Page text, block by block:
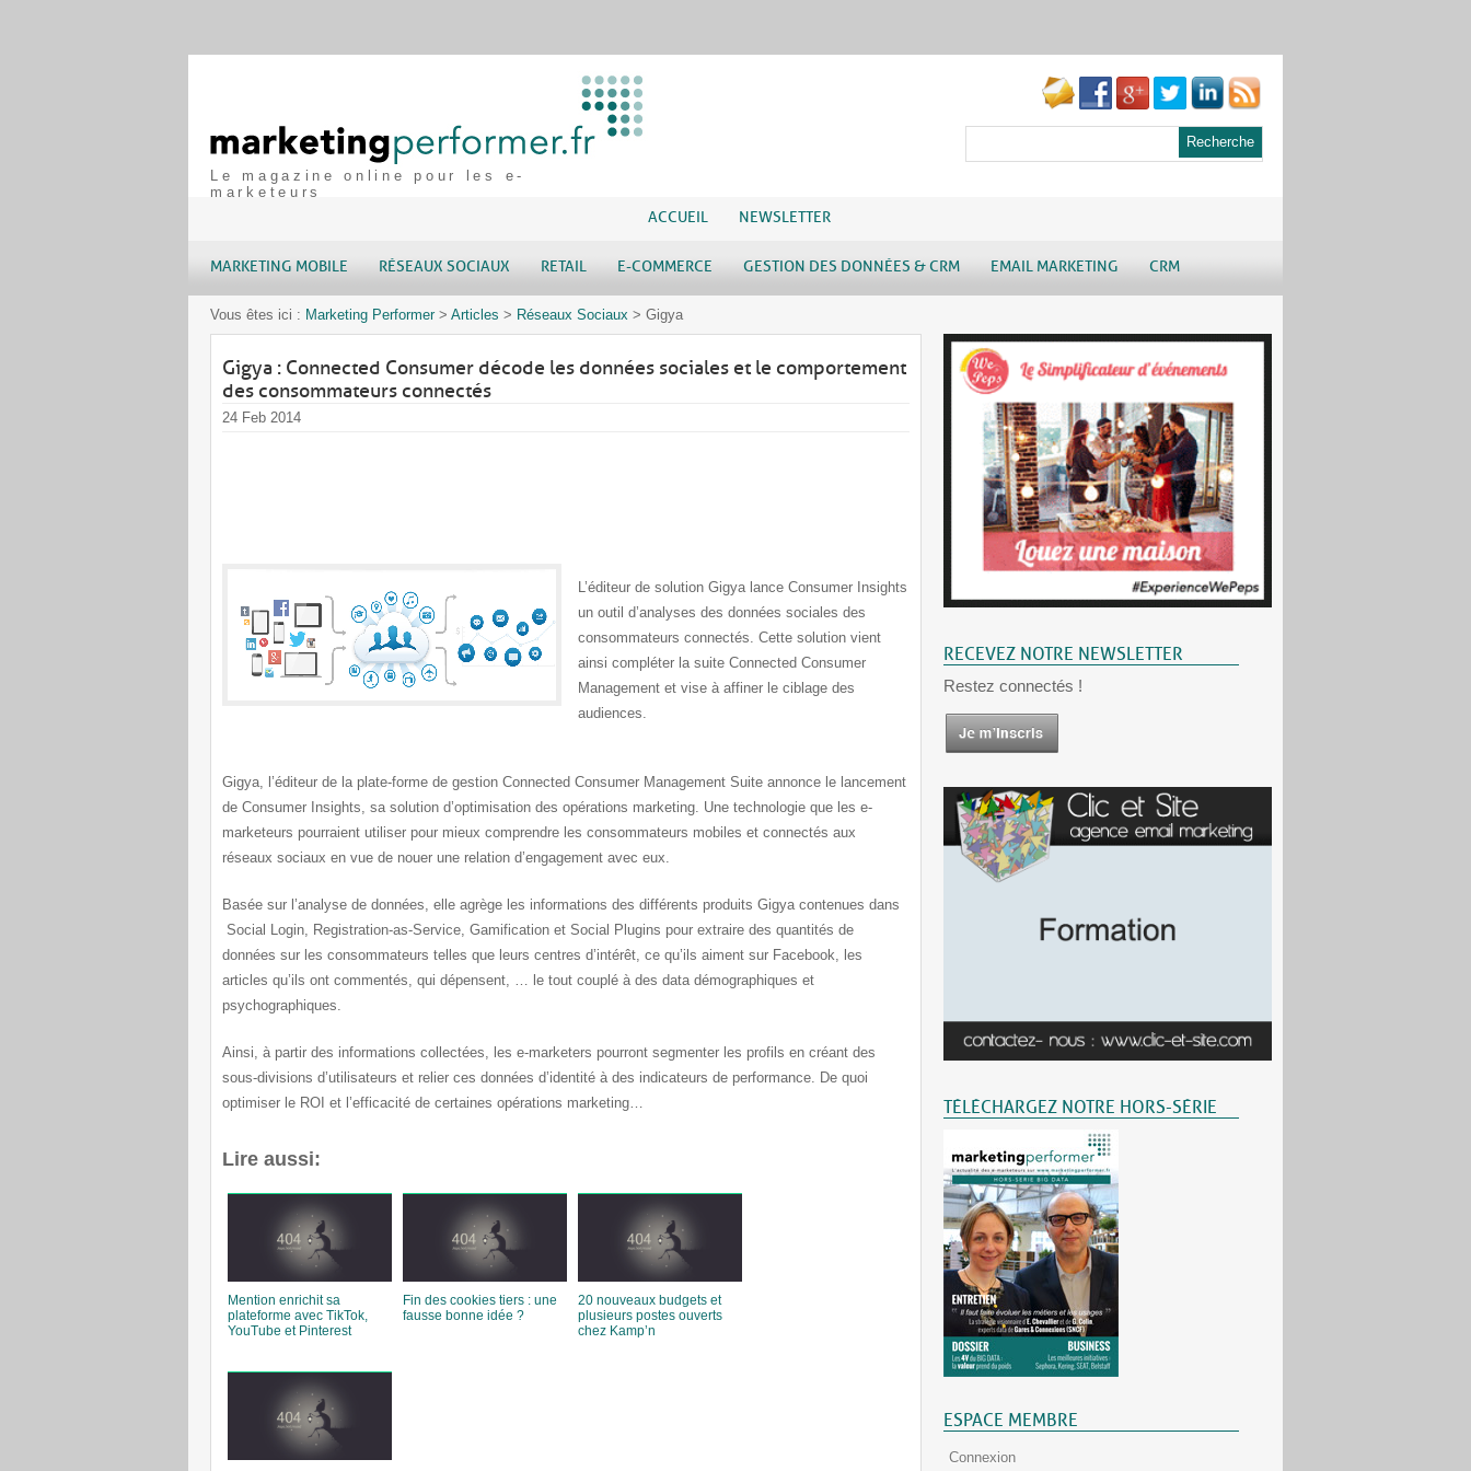
Le magazine online pour les e-
marketeurs
ACCUEIL NEWSLETTER
MARKETING MOBILE RÉSEAUX SOCIAUX RETAIL E-COMMERCE GESTION DES DONNÉES & CRM EMAIL MARKETING CRM
Vous êtes ici : Marketing Performer> Articles > Réseaux Sociaux > Gigya
Gigya : Connected Consumer décode les données sociales et le comportement
des consommateurs connectés
24 Feb 2014
L’éditeur de solution Gigya lance Consumer Insights
un outil d’analyses des données sociales des
consommateurs connectés. Cette solution vient
ainsi compléter la suite Connected Consumer
Management et vise à affiner le ciblage des
audiences.
Gigya, l’éditeur de la plate-forme de gestion Connected Consumer Management Suite annonce le lancement
de Consumer Insights, sa solution d’optimisation des opérations marketing. Une technologie que les e-
marketeurs pourraient utiliser pour mieux comprendre les consommateurs mobiles et connectés aux
réseaux sociaux en vue de nouer une relation d’engagement avec eux.
Basée sur l’analyse de données, elle agrège les informations des différents produits Gigya contenues dans
Social Login, Registration-as-Service, Gamification et Social Plugins pour extraire des quantités de
données sur les consommateurs telles que leurs centres d’intérêt, ce qu’ils aiment sur Facebook, les
articles qu’ils ont commentés, qui dépensent, … le tout couplé à des data démographiques et
psychographiques.
Ainsi, à partir des informations collectées, les e-marketers pourront segmenter les profils en créant des
sous-divisions d’utilisateurs et relier ces données d’identité à des indicateurs de performance. De quoi
optimiser le ROI et l’efficacité de certaines opérations marketing…
Lire aussi:
Mention enrichit sa
plateforme avec TikTok,
YouTube et Pinterest
Fin des cookies tiers : une
fausse bonne idée ?
20 nouveaux budgets et
plusieurs postes ouverts
chez Kamp’n
RECEVEZ NOTRE NEWSLETTER
Restez connectés !
TÉLÉCHARGEZ NOTRE HORS-SÉRIE
ESPACE MEMBRE
Connexion